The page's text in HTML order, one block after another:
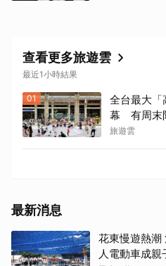
查看更多旅遊雲
最近1小時結果
01
全台最大「
幕 有周末
旅遊雲
最新消息
花東慢遊熱潮
人電動車成親